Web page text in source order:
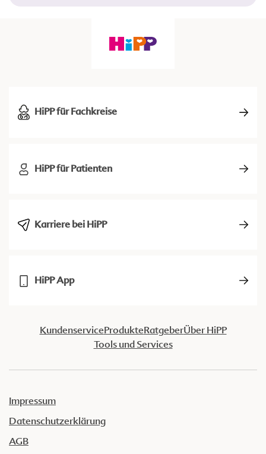
HiPP für Fachkreise
HiPP für Patienten
Karriere bei HiPP
HiPP App
KundenserviceProdukteRatgeberÜber HiPP
Tools und Services
Impressum
Datenschutzerklärung
AGB